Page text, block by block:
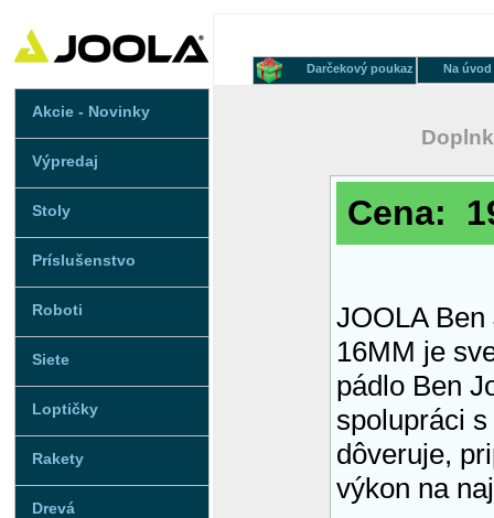
Akcie - Novinky
Výpredaj
Stoly
Príslušenstvo
Roboti
Siete
Loptičky
Rakety
Drevá
Na úvod
Darčekový poukaz
Cena:
JOOLA
16MM je
pádlo Ben
spolupráci
dôveruje,
výkon na